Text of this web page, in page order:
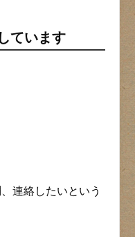
ています
連絡したいという